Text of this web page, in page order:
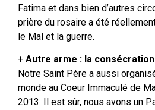
Fatima et dans bien d’autres
prière du rosaire a été
le Mal et la guerre.
+ Autre arme : la
Notre Saint Père a aussi
monde au Coeur Immaculé de
2013. Il est sûr, nous avons un